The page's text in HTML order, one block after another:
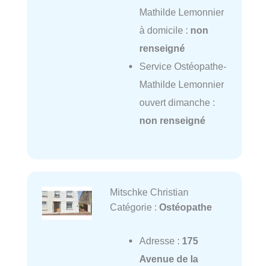
Mathilde Lemonnier
à domicile : non
renseigné
Service Ostéopathe-
Mathilde Lemonnier
ouvert dimanche :
non renseigné
Mitschke Christian
Catégorie : Ostéopathe
Adresse : 175
Avenue de la